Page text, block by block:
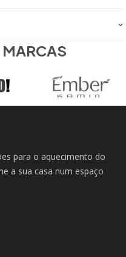
para o aquecimento do
a sua casa num espaço